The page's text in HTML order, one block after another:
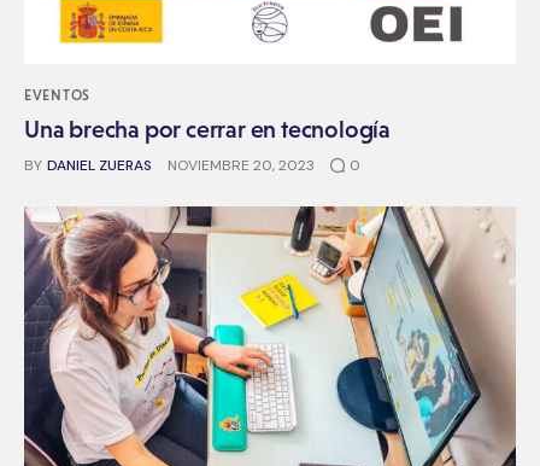
EVENTOS
Una brecha por cerrar en tecnología
BY DANIEL ZUERAS NOVIEMBRE 20, 2023 0